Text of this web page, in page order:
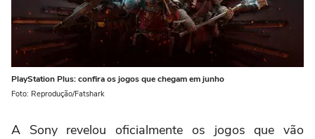
PlayStation Plus: confira os jogos que chegam em junho
Foto: Reprodução/Fatshark
A Sony revelou oficialmente os jogos que vão